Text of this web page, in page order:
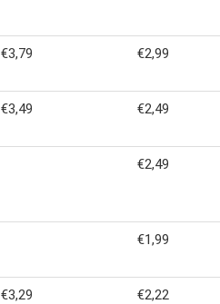
€3,79 €2,99
€3,49 €2,49
€2,49
€1,99
€3,29 €2,22